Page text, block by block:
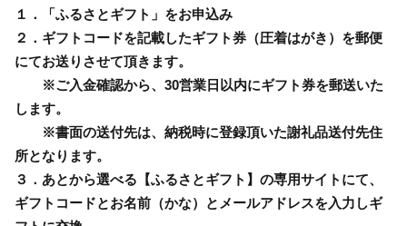
１．「ふるさとギフト」をお申込み
２．ギフトコードを記載したギフト券（圧着はがき）を郵便
にてお送りさせて頂きます。
※ご入金確認から、30営業日以内にギフト券を郵送いた
します。
※書面の送付先は、納税時に登録頂いた謝礼品送付先住
所となります。
３．あとから選べる【ふるさとギフト】の専用サイトにて、
ギフトコードとお名前（かな）とメールアドレスを入力しギ